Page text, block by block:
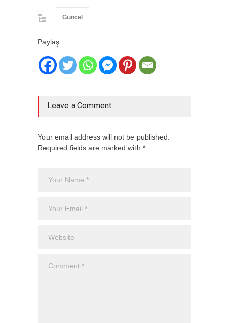
Güncel
Paylaş :
Leave a Comment
Your email address will not be published.
Required fields are marked with *